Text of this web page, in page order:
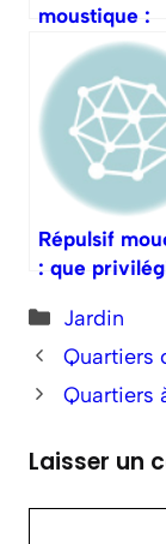
moustique :
quelles
extérieur ?
Répulsif
: que
Catégories
Jardin
Quartiers
Quartiers
Laisser un